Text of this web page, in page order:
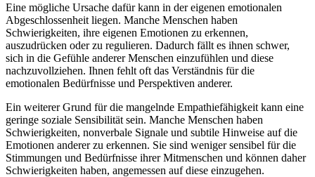
Eine mögliche Ursache dafür kann in der eigenen emotionalen
Abgeschlossenheit liegen. Manche Menschen haben
Schwierigkeiten, ihre eigenen Emotionen zu erkennen,
auszudrücken oder zu regulieren. Dadurch fällt es ihnen schwer,
sich in die Gefühle anderer Menschen einzufühlen und diese
nachzuvollziehen. Ihnen fehlt oft das Verständnis für die
emotionalen Bedürfnisse und Perspektiven anderer.
Ein weiterer Grund für die mangelnde Empathiefähigkeit kann eine
geringe soziale Sensibilität sein. Manche Menschen haben
Schwierigkeiten, nonverbale Signale und subtile Hinweise auf die
Emotionen anderer zu erkennen. Sie sind weniger sensibel für die
Stimmungen und Bedürfnisse ihrer Mitmenschen und können daher
Schwierigkeiten haben, angemessen auf diese einzugehen.